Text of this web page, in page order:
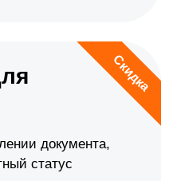
Скидка
документа,
статус